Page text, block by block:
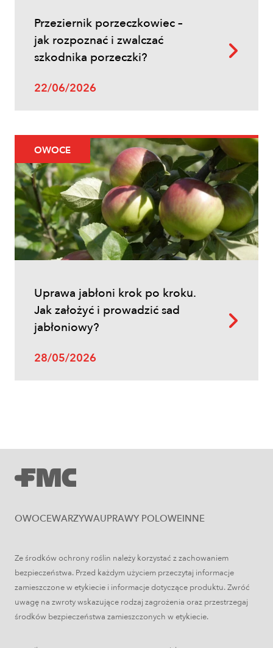
Uprawy polowe
herbicydy wybrać?
Inne
Oprysk na miotłę zbożową wiosną
Zboża jare – najważniejsze informacje
Przeziernik porzeczkowiec –
jak rozpoznać i zwalczać
szkodnika porzeczki?
22/06/2026
OWOCE
Uprawa jabłoni krok po kroku.
Jak założyć i prowadzić sad
jabłoniowy?
28/05/2026
OWOCEWARZYWAUPRAWY POLOWEINNE
Ze środków ochrony roślin należy korzystać z zachowaniem
bezpieczeństwa. Przed każdym użyciem przeczytaj informacje
zamieszczone w etykiecie i informacje dotyczące produktu. Zwróć
uwagę na zwroty wskazujące rodzaj zagrożenia oraz przestrzegaj
środków bezpieczeństwa zamieszczonych w etykiecie.